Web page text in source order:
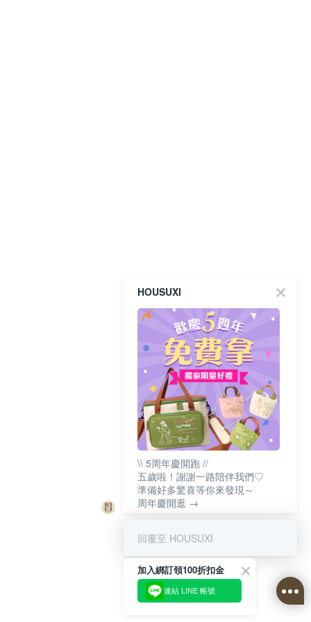
HOUSUXI
\\ 5周年慶開跑 //
五歲啦！謝謝一路陪伴我們♡
準備好多驚喜等你來發現～
周年慶開逛 →
回覆至 HOUSUXI
加入綁訂領100折扣金
連結 LINE 帳號